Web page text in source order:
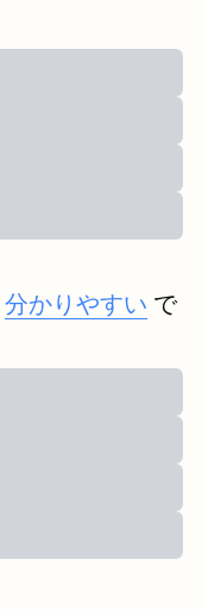
分かりやすい で